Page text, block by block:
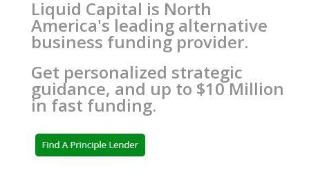
Liquid Capital is North
America's leading alternative
business funding provider.
Get personalized strategic
guidance, and up to $10 Million
in fast funding.